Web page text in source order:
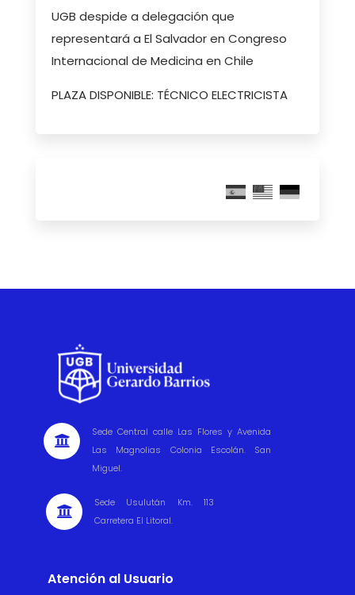
UGB despide a delegación que
representará a El Salvador en Congreso
Internacional de Medicina en Chile
PLAZA DISPONIBLE: TÉCNICO ELECTRICISTA

Sede Central calle Las Flores y Avenida
Las Magnolias Colonia Escolán. San
Miguel.

Sede Usulután Km. 113
Carretera El Litoral.
Atención al Usuario